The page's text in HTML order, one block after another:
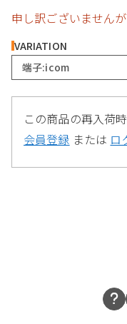
申し訳ございません
VARIATION
端子:icom
この商品の再入荷
会員登録 または ロ